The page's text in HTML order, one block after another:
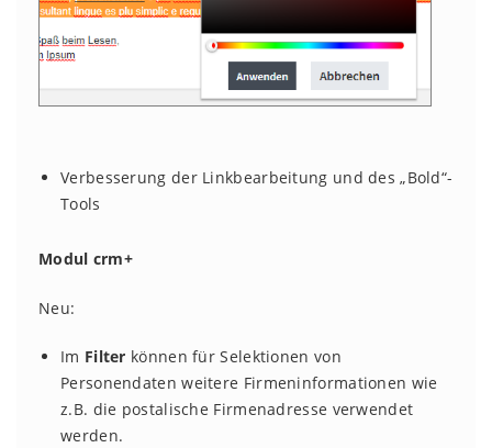
Verbesserung der Linkbearbeitung und des „Bold“-
Tools
Modul crm+
Neu:
Im Filter können für Selektionen von
Personendaten weitere Firmeninformationen wie
z.B. die postalische Firmenadresse verwendet
werden.